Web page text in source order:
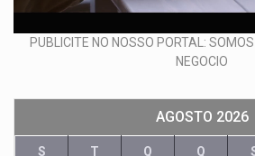
PUBLICITE NO NOSSO PORTAL:
NEGOCIO
AGOSTO 2026
S T Q Q